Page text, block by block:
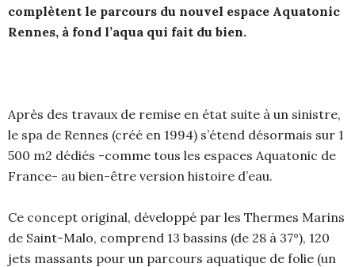
complètent le parcours du nouvel espace Aquatonic
Rennes, à fond l’aqua qui fait du bien.
Après des travaux de remise en état suite à un sinistre,
le spa de Rennes (créé en 1994) s’étend désormais sur 1
500 m2 dédiés -comme tous les espaces Aquatonic de
France- au bien-être version histoire d’eau.
Ce concept original, développé par les Thermes Marins
de Saint-Malo, comprend 13 bassins (de 28 à 37°), 120
jets massants pour un parcours aquatique de folie (un